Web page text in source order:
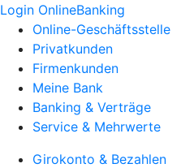
Login OnlineBanking
Online-Geschäftsstelle
Privatkunden
Firmenkunden
Meine Bank
Banking & Verträge
Service & Mehrwerte
Girokonto & Bezahlen